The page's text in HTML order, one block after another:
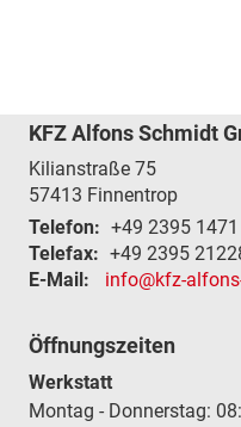
KFZ Alfons Schmidt
Kilianstraße 75
57413 Finnentrop
Telefon: +49 2395 1471
Telefax: +49 2395
E-Mail:
info@kfz-
Öffnungszeiten
Werkstatt
Montag - Donnerstag: